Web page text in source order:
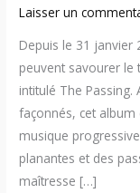
Laisser un
Depuis le 31 janvier
peuvent savourer le
intitulé The
façonnés, cet
musique
planantes et des
maîtresse […]